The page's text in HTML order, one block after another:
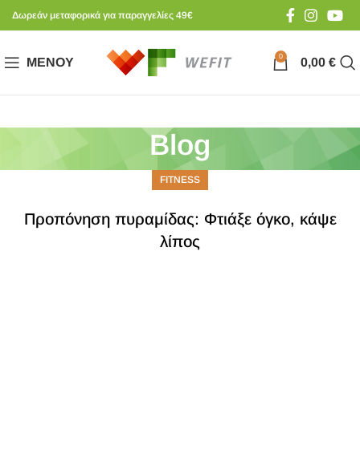
Δωρεάν μεταφορικά για παραγγελίες 49€
ΜΕΝΟΎ 0 0,00 €
Blog
FITNESS
Προπόνηση πυραμίδας: Φτιάξε όγκο, κάψε
λίπος